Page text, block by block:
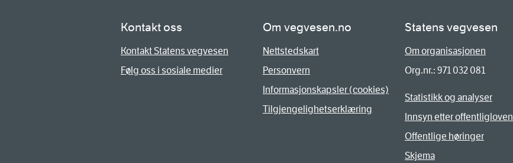
Kontakt oss
Kontakt Statens vegvesen
Følg oss i sosiale medier
Om vegvesen.no
Nettstedskart
Personvern
Informasjonskapsler (cookies)
Tilgjengelighetserklæring
Statens vegvesen
Om organisasjonen
Org.nr.: 971 032 081
Statistikk og analyser
Innsyn etter offentligloven
Offentlige høringer
Skjema